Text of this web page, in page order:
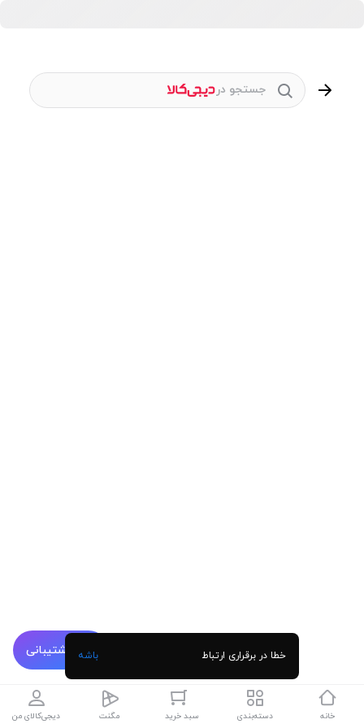
پشتیبانی
جستجو در
خانه دسته‌بندی سبد خرید مگنت دیجی‌کالای من
خطا در برقراری ارتباط باشه